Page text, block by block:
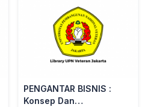
PENGANTAR BISNIS :
Konsep Dan